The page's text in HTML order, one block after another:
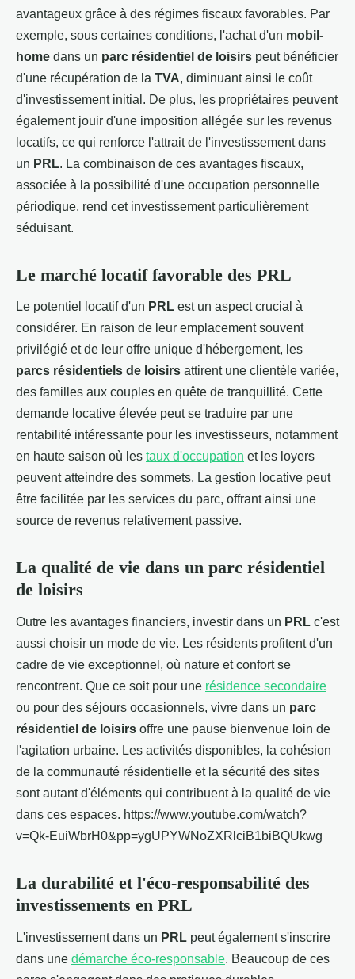
avantageux grâce à des régimes fiscaux favorables. Par
exemple, sous certaines conditions, l'achat d'un mobil-
home dans un parc résidentiel de loisirs peut bénéficier
d'une récupération de la TVA, diminuant ainsi le coût
d'investissement initial. De plus, les propriétaires peuvent
également jouir d'une imposition allégée sur les revenus
locatifs, ce qui renforce l'attrait de l'investissement dans
un PRL. La combinaison de ces avantages fiscaux,
associée à la possibilité d'une occupation personnelle
périodique, rend cet investissement particulièrement
séduisant.
Le marché locatif favorable des PRL
Le potentiel locatif d'un PRL est un aspect crucial à
considérer. En raison de leur emplacement souvent
privilégié et de leur offre unique d'hébergement, les
parcs résidentiels de loisirs attirent une clientèle variée,
des familles aux couples en quête de tranquillité. Cette
demande locative élevée peut se traduire par une
rentabilité intéressante pour les investisseurs, notamment
en haute saison où les taux d'occupation et les loyers
peuvent atteindre des sommets. La gestion locative peut
être facilitée par les services du parc, offrant ainsi une
source de revenus relativement passive.
La qualité de vie dans un parc résidentiel
de loisirs
Outre les avantages financiers, investir dans un PRL c'est
aussi choisir un mode de vie. Les résidents profitent d'un
cadre de vie exceptionnel, où nature et confort se
rencontrent. Que ce soit pour une résidence secondaire
ou pour des séjours occasionnels, vivre dans un parc
résidentiel de loisirs offre une pause bienvenue loin de
l'agitation urbaine. Les activités disponibles, la cohésion
de la communauté résidentielle et la sécurité des sites
sont autant d'éléments qui contribuent à la qualité de vie
dans ces espaces. https://www.youtube.com/watch?
v=Qk-EuiWbrH0&pp=ygUPYWNoZXRlciB1biBQUkwg
La durabilité et l'éco-responsabilité des
investissements en PRL
L'investissement dans un PRL peut également s'inscrire
dans une démarche éco-responsable. Beaucoup de ces